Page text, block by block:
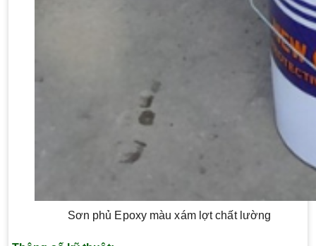
Sơn phủ Epoxy màu xám lợt chất lường